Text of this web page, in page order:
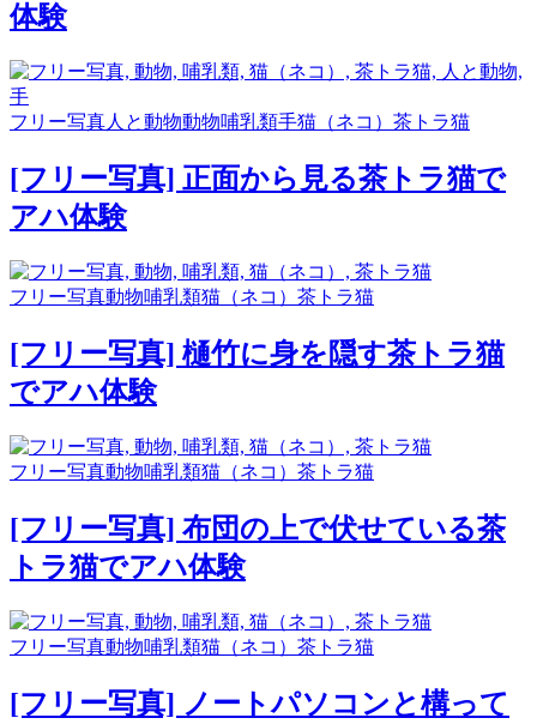
体験
フリー写真人と動物動物哺乳類手猫（ネコ） 茶トラ猫
[フリー写真] 正面から見る茶トラ猫で
アハ体験
フリー写真動物哺乳類猫（ネコ） 茶トラ猫
[フリー写真] 樋竹に身を隠す茶トラ猫
でアハ体験
フリー写真動物哺乳類猫（ネコ） 茶トラ猫
[フリー写真] 布団の上で伏せている茶
トラ猫でアハ体験
フリー写真動物哺乳類猫（ネコ） 茶トラ猫
[フリー写真] ノートパソコンと構って